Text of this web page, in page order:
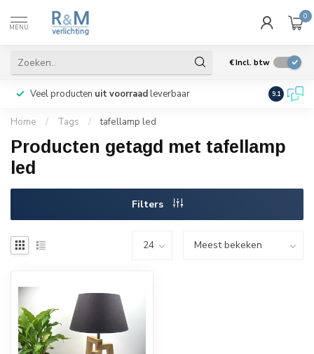
MENU
0
€Incl. btw
Veel producten uit voorraadleverbaar Wij
9.1
Home / Tags / tafellamp led
Producten getagd met tafellamp
led
Filters